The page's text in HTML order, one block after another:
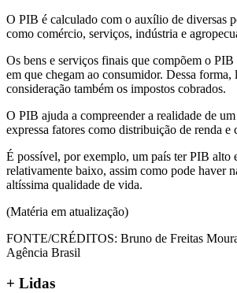
O PIB é calculado com o auxílio de diversas
como comércio, serviços, indústria e
Os bens e serviços finais que compõem o
em que chegam ao consumidor. Dessa forma,
consideração também os impostos cobrados.
O PIB ajuda a compreender a realidade de
expressa fatores como distribuição de renda e
É possível, por exemplo, um país ter PIB alto
relativamente baixo, assim como pode haver
altíssima qualidade de vida.
(Matéria em atualização)
FONTE/CRÉDITOS: Bruno de Freitas
Agência Brasil
+ Lidas